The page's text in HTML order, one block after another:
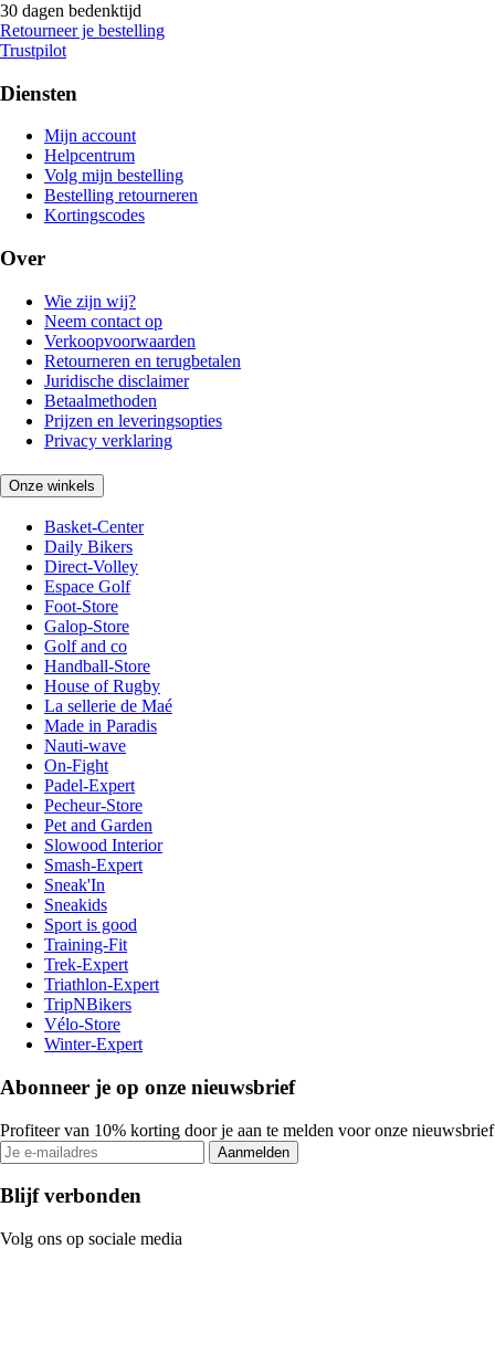
30 dagen bedenktijd
Retourneer je bestelling
Trustpilot
Diensten
Mijn account
Helpcentrum
Volg mijn bestelling
Bestelling retourneren
Kortingscodes
Over
Wie zijn wij?
Neem contact op
Verkoopvoorwaarden
Retourneren en terugbetalen
Juridische disclaimer
Betaalmethoden
Prijzen en leveringsopties
Privacy verklaring
Onze winkels
Basket-Center
Daily Bikers
Direct-Volley
Espace Golf
Foot-Store
Galop-Store
Golf and co
Handball-Store
House of Rugby
La sellerie de Maé
Made in Paradis
Nauti-wave
On-Fight
Padel-Expert
Pecheur-Store
Pet and Garden
Slowood Interior
Smash-Expert
Sneak'In
Sneakids
Sport is good
Training-Fit
Trek-Expert
Triathlon-Expert
TripNBikers
Vélo-Store
Winter-Expert
Abonneer je op onze nieuwsbrief
Profiteer van 10% korting door je aan te melden voor onze nieuwsbrief
Aanmelden
Blijf verbonden
Volg ons op sociale media